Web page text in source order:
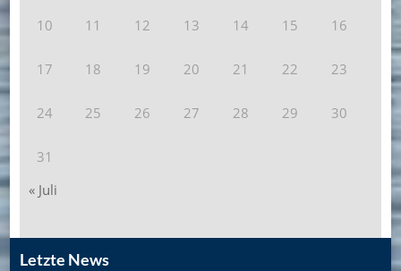
10 11 12 13 14 15 16
17 18 19 20 21 22 23
24 25 26 27 28 29 30
31
« Juli
Letzte News